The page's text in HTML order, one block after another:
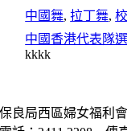
中國舞,拉丁舞,
中國香港代表隊
kkkk
保良局西區婦女福利